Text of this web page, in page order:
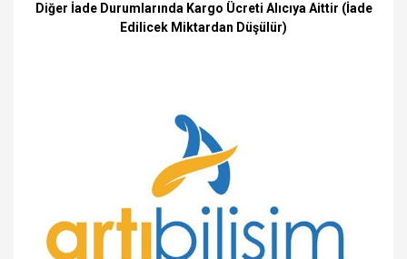
Diğer İade Durumlarında Kargo Ücreti Alıcıya Aittir (İade
Edilicek Miktardan Düşülür)